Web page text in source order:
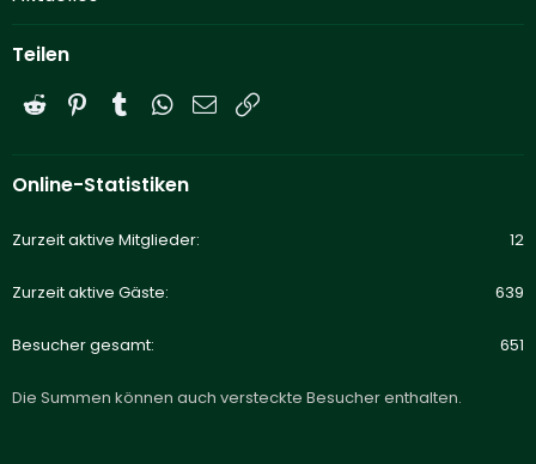
Teilen
Reddit PinterestTumblrWhatsApp
E-Mail
Online-Statistiken
Zurzeit aktive Mitglieder 12
Zurzeit aktive Gäste 639
Besucher gesamt 651
Die Summen können auch versteckte Besucher enthalten.